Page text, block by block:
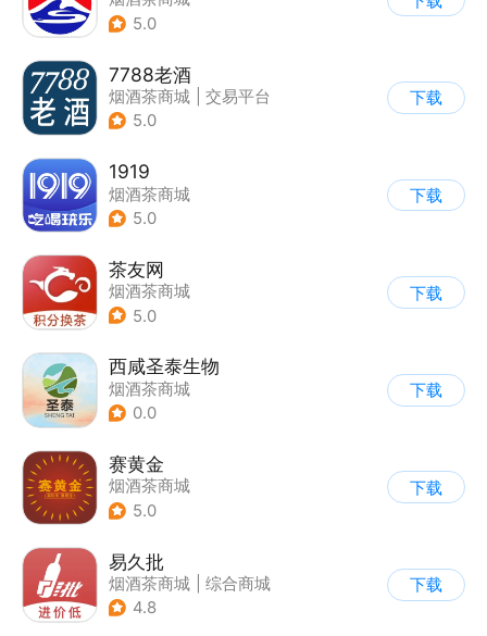
5.0
7788老酒
烟酒茶商城
交易平台
5.0
下载
1919
烟酒茶商城
5.0
下载
茶友网
烟酒茶商城
5.0
下载
西咸圣泰生物
烟酒茶商城
0.0
下载
赛黄金
烟酒茶商城
5.0
下载
易久批
烟酒茶商城
综合商城
4.8
下载